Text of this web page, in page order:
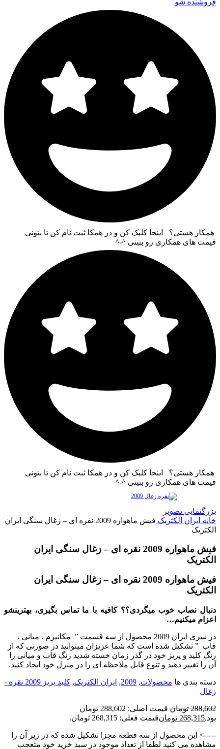
فروشنده شو
همکار هستی؟ اینجا کلیک کن و در همکا ثبت نام کن تا بتونی
قیمت های همکاری رو ببینی ^-^
همکار هستی؟ اینجا کلیک کن و در همکا ثبت نام کن تا بتونی
قیمت های همکاری رو ببینی ^-^
بزرگنمایی تصویر
خانه ایران الکتریک
فیش ماهواره 2009 نقره ای – زغال سنگی ایران
الکتریک
فیش ماهواره 2009 نقره ای – زغال سنگی ایران
الکتریک
فیش ماهواره 2009 نقره ای – زغال سنگی ایران
الکتریک
دنبال نصاب خوب میگردی؟؟ کافیه با ما تماس بگیری، بهترینشو
اعزام میکنیم…
در سری ایران 2009 محصول از سه قسمت ” مکانیزم ، میانی ،
قاب ” تشکیل شده است که شما عزیزان میتوانید در صورتی که از
رنگ کلید و پریز خود در گذر زمان خسته شدید رنگ قاب و میانی را
آن را تغییر دهید و تنوع قابل ملاحظه ای را در منزل خود ایجاد کنید.
دسته بندی ها محصولات,
2009
, ایران الکتریک,
کلید پریز 2009 نقره -
زغال
288,602 تومان
قیمت اصلی: 288,602 تومان
بود.268,315 تومانقیمت فعلی: 268,315 تومان.
-----> این محصول از سه قطعه مجزا تشکیل شده که در زیر آن را
مشاهده می کنید لطفا از تعداد موجود در سبد خرید خود متعجب